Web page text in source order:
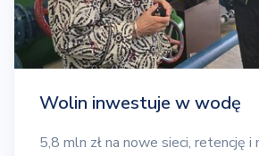
Wolin inwestuje w wodę
5,8 mln zł na nowe sieci, retencję i